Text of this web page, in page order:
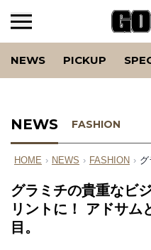
NEWS PICKUP
NEWS FASHION
HOME › NEWS › FASHION ›
グラミチの貴重なビ
リントに！ アドサム
目。